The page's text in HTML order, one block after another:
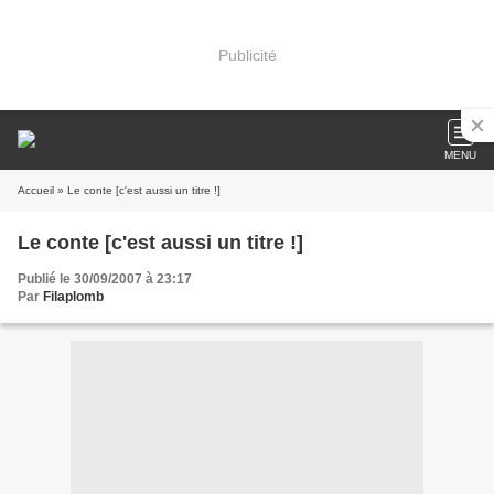
Publicité
MENU
Accueil » Le conte [c'est aussi un titre !]
Le conte [c'est aussi un titre !]
Publié le 30/09/2007 à 23:17
Par Filaplomb